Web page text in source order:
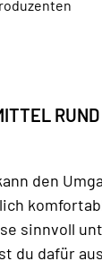
RUND
den
sinnvoll
du dafür